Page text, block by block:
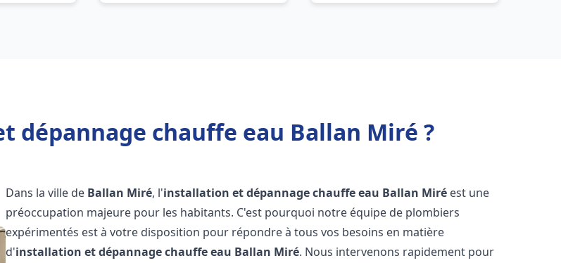
dépannage chauffe eau Ballan Miré ?
Dans la ville de Ballan Miré, l'installation et dépannage chauffe eau Ballan Miré est une
préoccupation majeure pour les habitants. C'est pourquoi notre équipe de plombiers
expérimentés est à votre disposition pour répondre à tous vos besoins en matière
d'installation et dépannage chauffe eau Ballan Miré. Nous intervenons rapidement pour